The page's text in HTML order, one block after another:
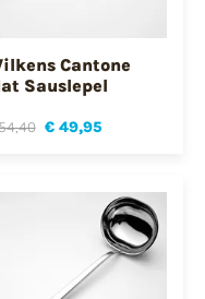
Cantone
Sauslepel
€ 49,95